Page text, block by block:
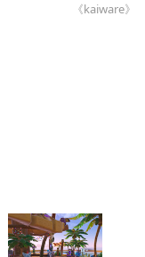
《kaiware》